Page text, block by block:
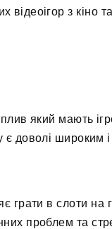
з кіно
який мають
є доволі широким
грати в слоти на
проблем та